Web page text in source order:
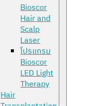
Bioscor
Hair and
Scalp
Laser
โปรแกรม
Bioscor
LED Light
Therapy
Hair